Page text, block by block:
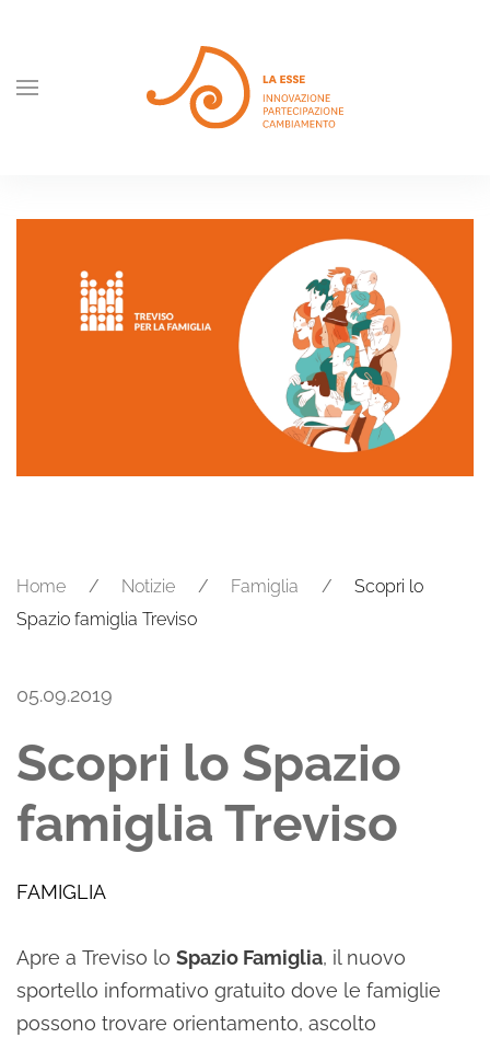
Skip to main content
Home Notizie Famiglia
Scopri lo
Spazio famiglia Treviso
05.09.2019
Scopri lo Spazio
famiglia Treviso
FAMIGLIA
Apre a Treviso lo Spazio Famiglia, il nuovo
sportello informativo gratuito dove le famiglie
possono trovare orientamento, ascolto